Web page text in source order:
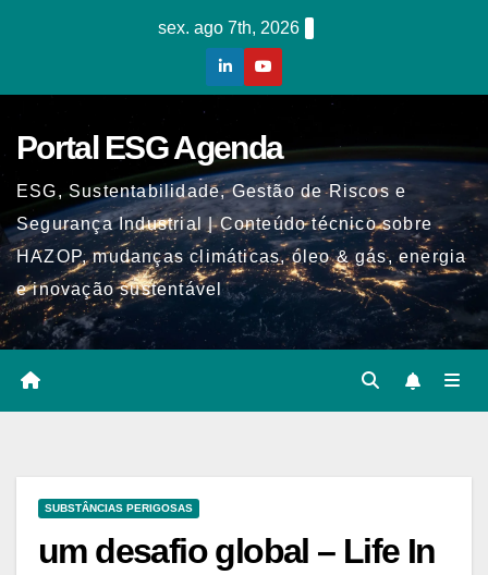
sex. ago 7th, 2026
Portal ESG Agenda
ESG, Sustentabilidade, Gestão de Riscos e
Segurança Industrial | Conteúdo técnico sobre
HAZOP, mudanças climáticas, óleo & gás, energia
e inovação sustentável
SUBSTÂNCIAS PERIGOSAS
um desafio global – Life In